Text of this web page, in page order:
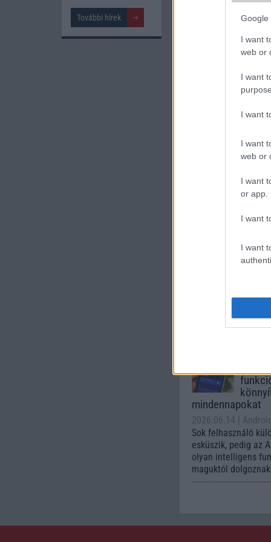
Google
I want
web or
I want
I want
I want
web or
I want
or app.
I want
I want
Samsung
245.000 Ft
One
lista
intelligencia-
kezelőfelületet
csúcskategóriás
készülék számára
Az
mindennapokat
2026.06.14
|
Sok felhasználó
esküszik, pedig az
olyan intelligens
maguktól
További hírek